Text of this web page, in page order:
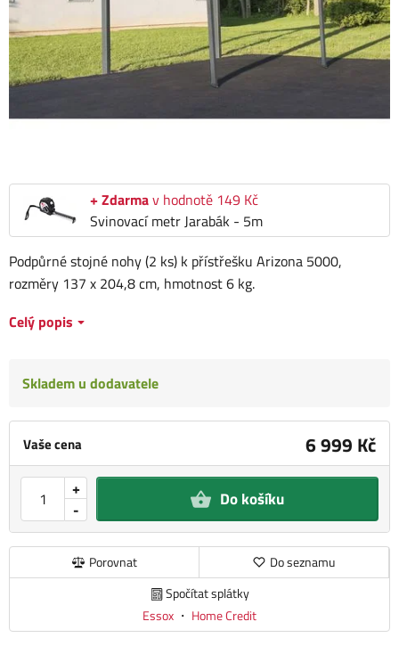
+ Zdarmav hodnotě 149 Kč
Svinovací metr Jarabák - 5m
Vaše cena 6 999 Kč
-
+ Do košíku
Porovnat
Do seznamu
Spočítat splátky
Essox ・ Home Credit
Podpůrné stojné nohy (2 ks) k přístřešku Arizona 5000,
rozměry 137 x 204,8 cm, hmotnost 6 kg.
Celý popis
Skladem u dodavatele